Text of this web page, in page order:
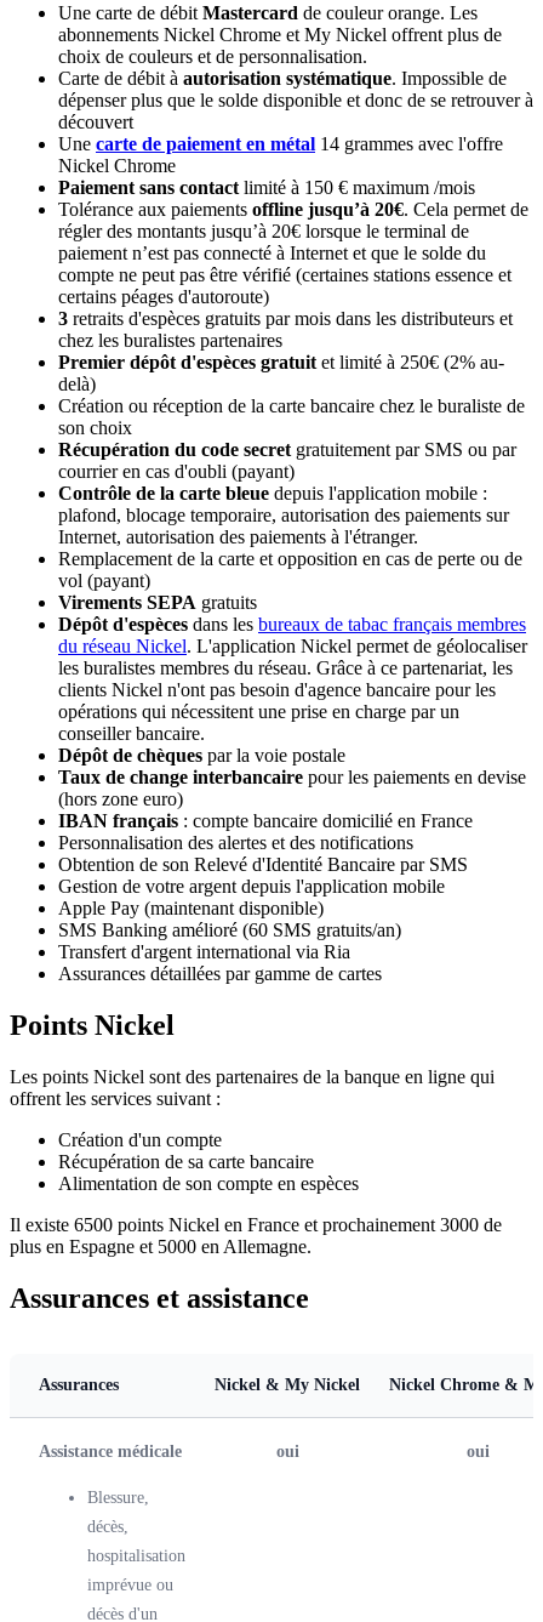
Une carte de débit Mastercard de couleur orange. Les
abonnements Nickel Chrome et My Nickel offrent plus de
choix de couleurs et de personnalisation.
Carte de débit à autorisation systématique. Impossible de
dépenser plus que le solde disponible et donc de se retrouver à
découvert
Une carte de paiement en métal 14 grammes avec l'offre
Nickel Chrome
Paiement sans contact limité à 150 € maximum /mois
Tolérance aux paiements offline jusqu’à 20€. Cela permet de
régler des montants jusqu’à 20€ lorsque le terminal de
paiement n’est pas connecté à Internet et que le solde du
compte ne peut pas être vérifié (certaines stations essence et
certains péages d'autoroute)
3 retraits d'espèces gratuits par mois dans les distributeurs et
chez les buralistes partenaires
Premier dépôt d'espèces gratuit et limité à 250€ (2% au-
delà)
Création ou réception de la carte bancaire chez le buraliste de
son choix
Récupération du code secret gratuitement par SMS ou par
courrier en cas d'oubli (payant)
Contrôle de la carte bleue depuis l'application mobile :
plafond, blocage temporaire, autorisation des paiements sur
Internet, autorisation des paiements à l'étranger.
Remplacement de la carte et opposition en cas de perte ou de
vol (payant)
Virements SEPA gratuits
Dépôt d'espèces dans les bureaux de tabac français membres
du réseau Nickel. L'application Nickel permet de géolocaliser
les buralistes membres du réseau. Grâce à ce partenariat, les
clients Nickel n'ont pas besoin d'agence bancaire pour les
opérations qui nécessitent une prise en charge par un
conseiller bancaire.
Dépôt de chèques par la voie postale
Taux de change interbancaire pour les paiements en devise
(hors zone euro)
IBAN français : compte bancaire domicilié en France
Personnalisation des alertes et des notifications
Obtention de son Relevé d'Identité Bancaire par SMS
Gestion de votre argent depuis l'application mobile
Apple Pay (maintenant disponible)
SMS Banking amélioré (60 SMS gratuits/an)
Transfert d'argent international via Ria
Assurances détaillées par gamme de cartes
Points Nickel
Les points Nickel sont des partenaires de la banque en ligne qui
offrent les services suivant :
Création d'un compte
Récupération de sa carte bancaire
Alimentation de son compte en espèces
Il existe 6500 points Nickel en France et prochainement 3000 de
plus en Espagne et 5000 en Allemagne.
Assurances et assistance
Assurances Nickel & My Nickel Nickel Chrome &
Assistance médicale
Blessure,
décès,
hospitalisation
imprévue ou
décès d'un
oui oui